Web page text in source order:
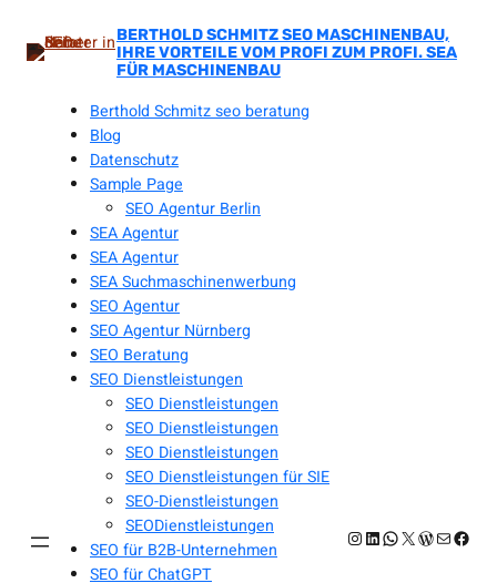
springen
BERTHOLD SCHMITZ SEO MASCHINENBAU,
IHRE VORTEILE VOM PROFI ZUM PROFI. SEA
FÜR MASCHINENBAU
Berthold Schmitz seo beratung
Blog
Datenschutz
Sample Page
SEO Agentur Berlin
SEA Agentur
SEA Agentur
SEA Suchmaschinenwerbung
SEO Agentur
SEO Agentur Nürnberg
SEO Beratung
SEO Dienstleistungen
SEO Dienstleistungen
SEO Dienstleistungen
SEO Dienstleistungen
SEO Dienstleistungen für SIE
SEO-Dienstleistungen
SEODienstleistungen
SEO für B2B-Unternehmen
SEO für ChatGPT
Instagram
LinkedIn
WhatsApp
X E-Mail